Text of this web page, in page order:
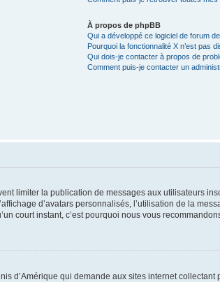
À propos de phpBB
Qui a développé ce logiciel de forum
Pourquoi la fonctionnalité X n’est pas
Qui dois-je contacter à propos de
Comment puis-je contacter un
limiter la publication de messages aux utilisateurs
d’avatars personnalisés, l’utilisation de la
court instant, c’est pourquoi nous vous
d’Amérique qui demande aux sites internet